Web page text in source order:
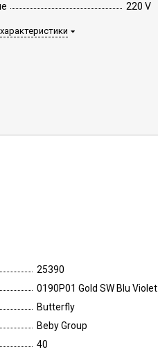
220 V
25390
0190P01 Gold SW Blu Violet
Butterfly
Beby Group
40